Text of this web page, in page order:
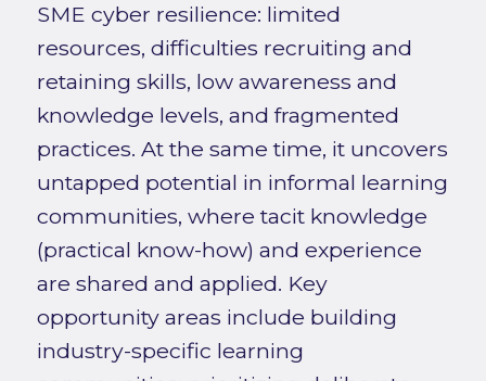
SME cyber resilience: limited
resources, difficulties recruiting and
retaining skills, low awareness and
knowledge levels, and fragmented
practices. At the same time, it uncovers
untapped potential in informal learning
communities, where tacit knowledge
(practical know-how) and experience
are shared and applied. Key
opportunity areas include building
industry-specific learning